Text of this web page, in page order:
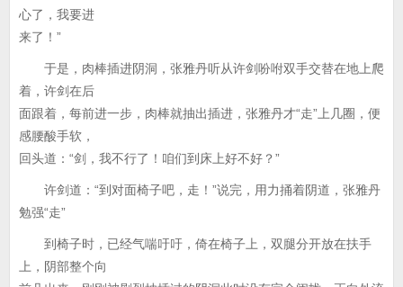
心了，我要进
来了！”
于是，肉棒插进阴洞，张雅丹听从许剑吩咐双手交替在地上爬
着，许剑在后
面跟着，每前进一步，肉棒就抽出插进，张雅丹才“走”上几圈，便
感腰酸手软，
回头道：“剑，我不行了！咱们到床上好不好？”
许剑道：“到对面椅子吧，走！”说完，用力捅着阴道，张雅丹
勉强“走”
到椅子时，已经气喘吁吁，倚在椅子上，双腿分开放在扶手
上，阴部整个向